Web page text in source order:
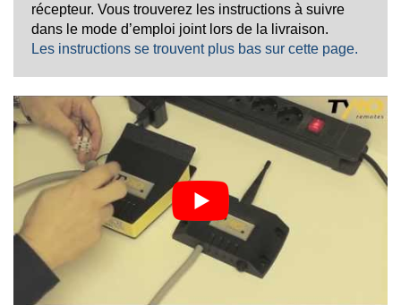
récepteur. Vous trouverez les instructions à suivre
dans le mode d’emploi joint lors de la livraison.
Les instructions se trouvent plus bas sur cette page.